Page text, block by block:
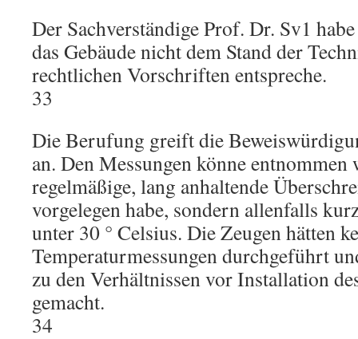
Der Sachverständige Prof. Dr. Sv1
das Gebäude nicht dem Stand der
rechtlichen Vorschriften entspreche.
33
Die Berufung greift die
an. Den Messungen könne entnommen
regelmäßige, lang anhaltende
vorgelegen habe, sondern allenfalls
unter 30 ° Celsius. Die Zeugen hätten
Temperaturmessungen durchgeführt
zu den Verhältnissen vor Installation
gemacht.
34